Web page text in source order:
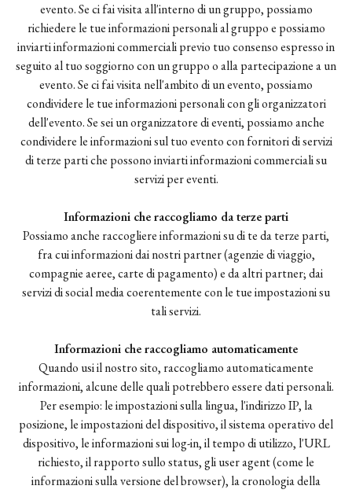
evento. Se ci fai visita all'interno di un gruppo, possiamo
richiedere le tue informazioni personali al gruppo e possiamo
inviarti informazioni commerciali previo tuo consenso espresso in
seguito al tuo soggiorno con un gruppo o alla partecipazione a un
evento. Se ci fai visita nell'ambito di un evento, possiamo
condividere le tue informazioni personali con gli organizzatori
dell'evento. Se sei un organizzatore di eventi, possiamo anche
condividere le informazioni sul tuo evento con fornitori di servizi
di terze parti che possono inviarti informazioni commerciali su
servizi per eventi.
Informazioni che raccogliamo da terze parti
Possiamo anche raccogliere informazioni su di te da terze parti,
fra cui informazioni dai nostri partner (agenzie di viaggio,
compagnie aeree, carte di pagamento) e da altri partner; dai
servizi di social media coerentemente con le tue impostazioni su
tali servizi.
Informazioni che raccogliamo automaticamente
Quando usi il nostro sito, raccogliamo automaticamente
informazioni, alcune delle quali potrebbero essere dati personali.
Per esempio: le impostazioni sulla lingua, l'indirizzo IP, la
posizione, le impostazioni del dispositivo, il sistema operativo del
dispositivo, le informazioni sui log-in, il tempo di utilizzo, l'URL
richiesto, il rapporto sullo status, gli user agent (come le
informazioni sulla versione del browser), la cronologia della